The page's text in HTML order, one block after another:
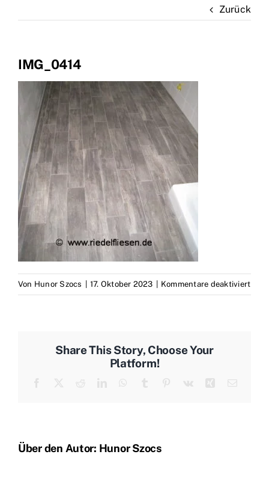
Zurück
IMG_0414
Von Hunor Szocs | 17. Oktober 2023 | Kommentare deaktiviertfür
Share This Story, Choose Your
Platform!
Über den Autor: Hunor Szocs